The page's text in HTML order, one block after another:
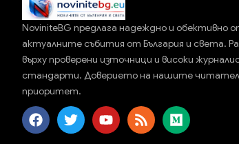
NoviniteBG предлага надеждно и обективно
актуалните събития от България и света.
върху проверени източници и високи
стандарти. Доверието на нашите
приоритет.